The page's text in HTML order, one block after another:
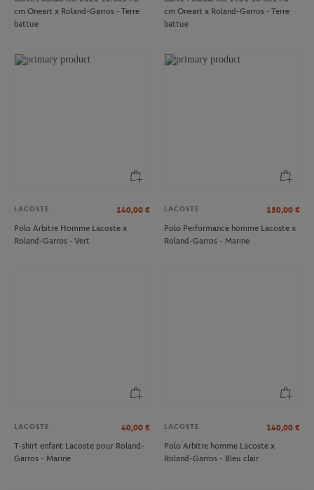
cm Oneart x Roland-Garros - Terre
battue
cm Oneart x Roland-Garros - Terre
battue
LACOSTE 140,00 €
Polo Arbitre Homme Lacoste x
Roland-Garros - Vert
LACOSTE 150,00 €
Polo Performance homme Lacoste x
Roland-Garros - Marine
LACOSTE 40,00 €
T-shirt enfant Lacoste pour Roland-
Garros - Marine
LACOSTE 140,00 €
Polo Arbitre homme Lacoste x
Roland-Garros - Bleu clair